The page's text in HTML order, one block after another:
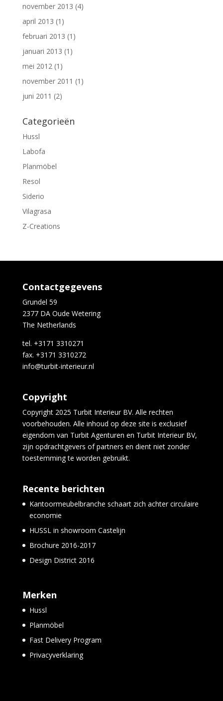
november 2013 (4)
april 2013 (1)
februari 2013 (1)
januari 2013 (1)
mei 2012(1)
november 2011 (1)
juni 2011 (2)
Categorieën
Hussl
Labofa
Planmöbel
Resol
Siderio
Vilagrasa
Z-Creations
Contactgegevens
Grundel 59
2377 DA Oude Wetering
The Netherlands
tel. +3171 3310271
fax. +3171 3310272
info@turbit-interieur.nl
Copyright
Copyright 2025 Turbit Interieur BV. Alle rechten
voorbehouden. Alle inhoud op deze site is exclusief
eigendom van Turbit Agenturen en Turbit Interieur BV,
zijn opdrachtgevers of partners en dient niet zonder
toestemming te worden gebruikt.
Recente berichten
Kantoormeubelbranche schaart zich achter circulaire
economie
HUSSL in showroom Castelijn
Brochure 2016-2017
Design District 2016
Merken
Hussl
Planmöbel
Fast Delivery Program
Privacyverklaring